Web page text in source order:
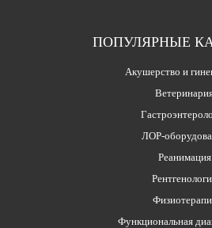
ПОПУЛЯРНЫЕ
Акушерство и
ЛОР-
Реанимация
Функциональная